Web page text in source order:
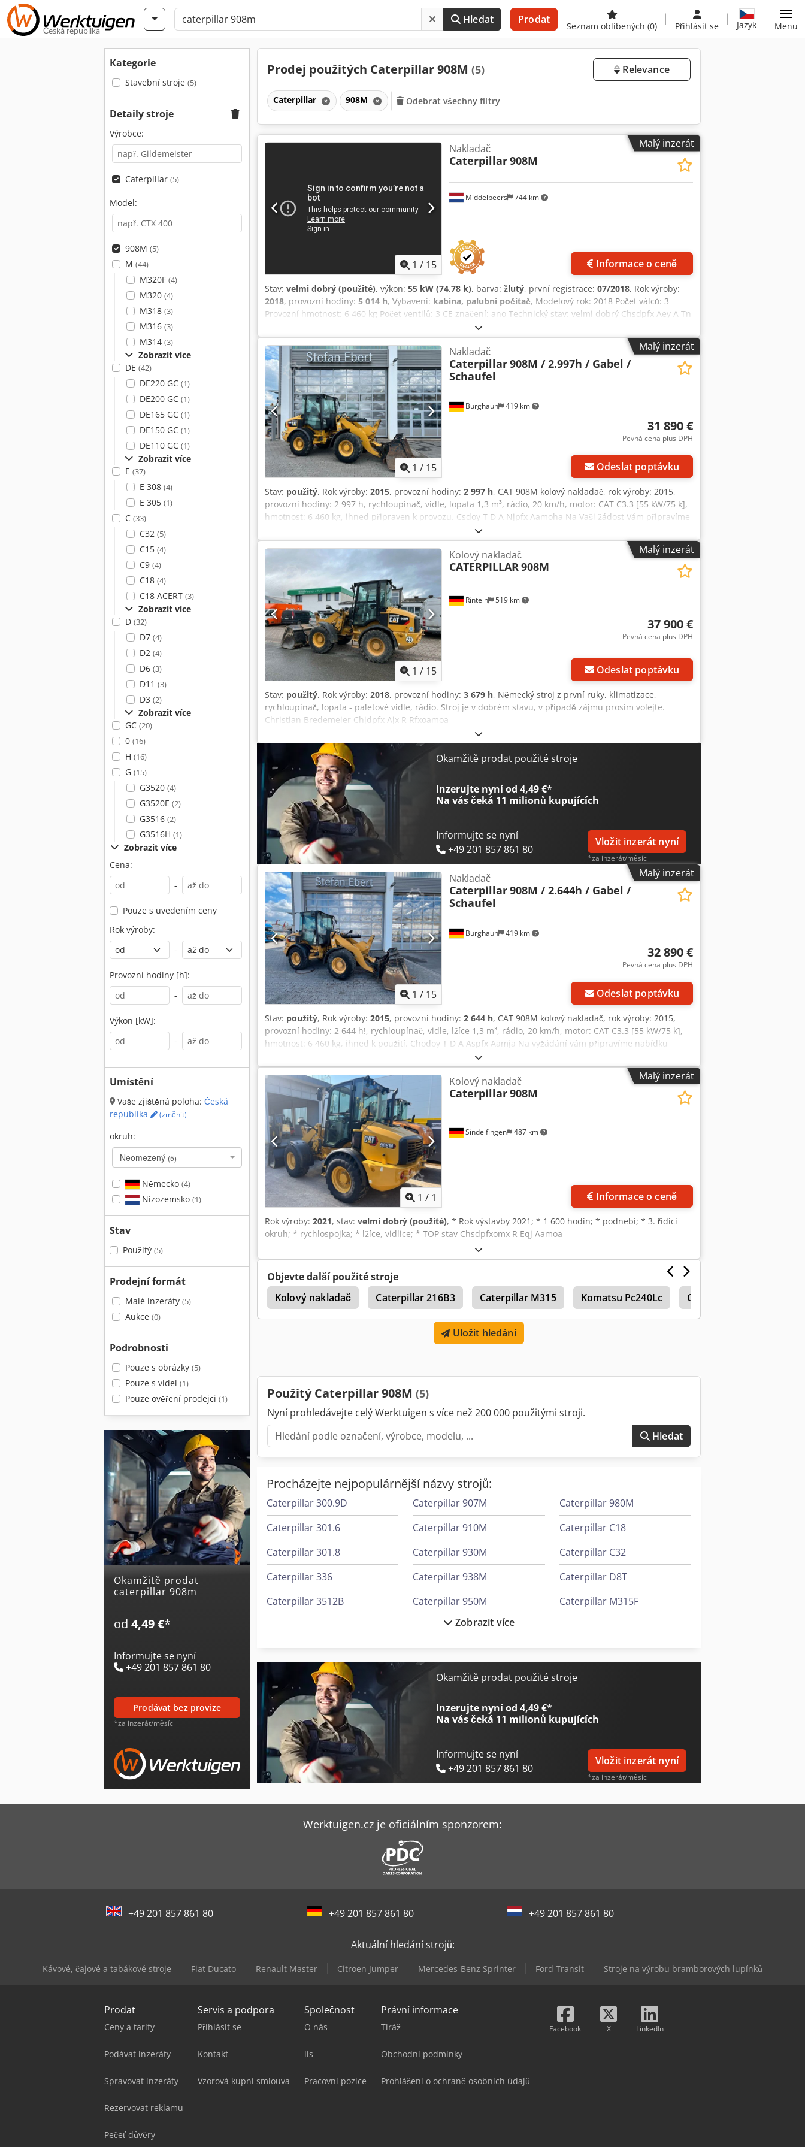
Česká republika
Hledat Prodat
Seznam oblíbených (0) Přihlásit se Jazyk Menu
Kategorie
Stavební stroje (5)
Detaily stroje
Výrobce:
Caterpillar (5)
Model:
908M (5)
M (44)
M320F (4)
M320 (4)
M318 (3)
M316 (3)
M314 (3)
Zobrazit více
DE (42)
DE220 GC (1)
DE200 GC (1)
DE165 GC (1)
DE150 GC (1)
DE110 GC (1)
Zobrazit více
E (37)
E 308 (4)
E 305 (1)
C (33)
C32 (5)
C15 (4)
C9 (4)
C18 (4)
C18 ACERT (3)
Zobrazit více
D (32)
D7 (4)
D2 (4)
D6 (3)
D11 (3)
D3 (2)
Zobrazit více
GC (20)
0 (16)
H (16)
G (15)
G3520 (4)
G3520E (2)
G3516 (2)
G3516H (1)
Zobrazit více
Cena:
-
Pouze s uvedením ceny
Rok výroby:
-
Provozní hodiny [h]:
-
Výkon [kW]:
-
Umístění
Vaše zjištěná poloha: Česká
republika
(změnit)
okruh:
Neomezený (5)
Německo (4)
Nizozemsko (1)
Stav
Použitý (5)
Prodejní formát
Malé inzeráty (5)
Aukce (0)
Podrobnosti
Pouze s obrázky (5)
Pouze s videi (1)
Pouze ověření prodejci (1)
Okamžitě prodat
caterpillar 908m
od 4,49 €*
Informujte se nyní
+49 201 857 861 80
prodávat bez provize
*za inzerát/měsíc
Prodej použitých Caterpillar 908M (5) Relevance
Caterpillar 908M Odebrat všechny filtry
Malý inzerát
1 / 15
Middelbeers 744 km
Nakladač
Caterpillar908M
Informace o ceně
Stav: velmi dobrý (použité), výkon: 55 kW (74,78 k), barva: žlutý, první registrace: 07/2018, Rok výroby:
2018, provozní hodiny: 5 014 h, Vybavení: kabina, palubní počítač, Modelový rok: 2018 Počet válců: 3
Provozní hmotnost: 6 460 kg Počet ventilů: 3 CE značení: ano Technický stav: velmi dobrý Chsdpfx Aey A Tn
Hsamoa Vizuální stav: velmi dobrý Cena: na vyžádání Sériové číslo: CAT0908MAH8803391 = Další možnosti
a výbava = - 3. ventil - Uzavřená kabina - Centrální mazání
Malý inzerát
1 / 15
Burghaun 419 km
Nakladač
Caterpillar908M / 2.997h / Gabel /
Schaufel
31 890 €
Pevná cena plus DPH
Odeslat poptávku
Stav: použitý, Rok výroby: 2015, provozní hodiny: 2 997 h, CAT 908M kolový nakladač, rok výroby: 2015,
provozní hodiny: 2 997 h, rychloupínač, vidle, lopata 1,3 m³, rádio, 20 km/h, motor: CAT C3.3 [55 kW/75 k],
hmotnost: 6 460 kg, ihned připraven k provozu. Csdoy T D A Njpfx Aamoha Na Vaši žádost Vám připravíme
nabídku leasingu nebo financování. Pan Mihm (tel.) Vám ochotně poradí. Další informace naleznete na
našich webových stránkách. Vyhrazujeme si právo na omyly a mezitímní prodej! Zařízení pro rychlou
výměnu nářadí = Další informace = Pro více informací kontaktujte pana Tobiase Eberta.
Malý inzerát
1 / 15
Rinteln 519 km
Kolový nakladač
CATERPILLAR908M
37 900 €
Pevná cena plus DPH
Odeslat poptávku
Stav: použitý, Rok výroby: 2018, provozní hodiny: 3 679 h, Německý stroj z první ruky, klimatizace,
rychloupínač, lopata - paletové vidle, rádio. Stroj je v dobrém stavu, v případě zájmu prosím volejte.
Christian Bredemeier Chjdpfx Ajx R Rfxoamoa
Okamžitě prodat použité stroje
Inzerujte nyní od 4,49 €*
Na vás čeká 11 milionů kupujících
Informujte se nyní
+49 201 857 861 80
Vložit inzerát nyní
*za inzerát/měsíc
Malý inzerát
1 / 15
Burghaun 419 km
Nakladač
Caterpillar908M / 2.644h / Gabel /
Schaufel
32 890 €
Pevná cena plus DPH
Odeslat poptávku
Stav: použitý, Rok výroby: 2015, provozní hodiny: 2 644 h, CAT 908M kolový nakladač, rok výroby: 2015,
provozní hodiny: 2 644 h!, rychloupínač, vidle, lžíce 1,3 m³, rádio, 20 km/h, motor: CAT C3.3 [55 kW/75 k],
hmotnost: 6 460 kg, ihned k použití. Chodoy T D A Aspfx Aamja Na vyžádání vám připravíme nabídku
leasingu nebo financování. Pan Mihm (tel. ...) vám rád pomůže. Další informace najdete na našich
webových stránkách. Změny a předchozí prodej vyhrazeny! Rychloupínací zařízení = Další informace = Pro
více informací kontaktujte Tobias Ebert.
Malý inzerát
1 / 1
Sindelfingen 487 km
Kolový nakladač
Caterpillar908M
Informace o ceně
Rok výroby: 2021, stav: velmi dobrý (použité), * Rok výstavby 2021; * 1 600 hodin; * podnebí; * 3. řídicí
okruh; * rychlospojka; * lžíce, vidlice; * TOP stav Chsdpfxomx R Eqj Aamoa
Objevte další použité stroje
Kolový nakladač
Caterpillar 216B3 Caterpillar M315 Komatsu Pc240Lc Caterpillar D5
Uložit hledání
Použitý Caterpillar 908M (5)
Nyní prohledávejte celý Werktuigen s více než 200 000 použitými stroji.
Hledat
Procházejte nejpopulárnější názvy strojů:
Caterpillar 300.9D
Caterpillar 301.6
Caterpillar 301.8
Caterpillar 336
Caterpillar 3512B
Caterpillar 730
Caterpillar 906M
Caterpillar 907M
Caterpillar 910M
Caterpillar 930M
Caterpillar 938M
Caterpillar 950M
Caterpillar 953
Caterpillar 972M
Caterpillar 980M
Caterpillar C18
Caterpillar C32
Caterpillar D8T
Caterpillar M315F
Zobrazit více
Okamžitě prodat použité stroje
Inzerujte nyní od 4,49 €*
Na vás čeká 11 milionů kupujících
Informujte se nyní
+49 201 857 861 80
Vložit inzerát nyní
*za inzerát/měsíc
Werktuigen.cz je oficiálním sponzorem:
+49 201 857 861 80 +49 201 857 861 80 +49 201 857 861 80
Aktuální hledání strojů:
Kávové, čajové a tabákové stroje Fiat Ducato Renault Master Citroen Jumper Mercedes-Benz Sprinter Ford Transit Stroje na výrobu bramborových lupínků
Prodat
Ceny a tarify
Podávat inzeráty
Spravovat inzeráty
Rezervovat reklamu
Pečeť důvěry
Servis a podpora
Přihlásit se
Kontakt
Vzorová kupní smlouva
Společnost
O nás
lis
Pracovní pozice
Právní informace
Tiráž
Obchodní podmínky
Prohlášení o ochraně osobních údajů
Facebook X LinkedIn